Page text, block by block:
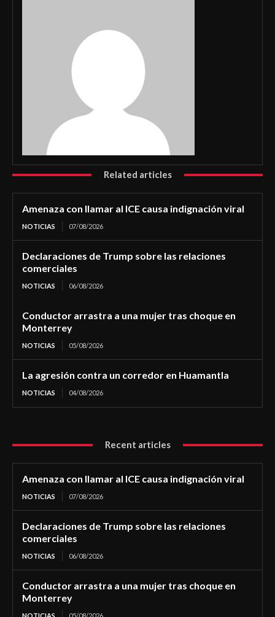
Related articles
Amenaza con llamar al ICE causa indignación viral
NOTICIAS 07/08/2026
Declaraciones de Trump sobre las relaciones
comerciales
NOTICIAS 06/08/2026
Conductor arrastra a una mujer tras choque en
Monterrey
NOTICIAS 05/08/2026
La agresión contra un corredor en Huamantla
NOTICIAS 04/08/2026
Recent articles
Amenaza con llamar al ICE causa indignación viral
NOTICIAS 07/08/2026
Declaraciones de Trump sobre las relaciones
comerciales
NOTICIAS 06/08/2026
Conductor arrastra a una mujer tras choque en
Monterrey